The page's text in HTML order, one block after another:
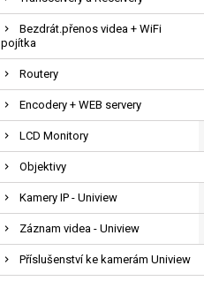
Bezdrát.přenos videa + WiFi
pojítka
Routery
Encodery + WEB servery
LCD Monitory
Objektivy
Kamery IP - Uniview
Záznam videa - Uniview
Příslušenství ke kamerám Uniview